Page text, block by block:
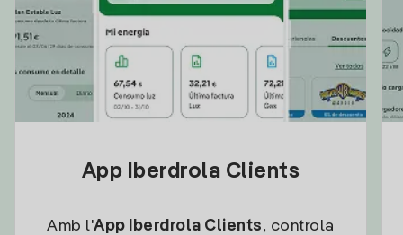
App Iberdrola Clients
Amb l'App Iberdrola Clients, controla